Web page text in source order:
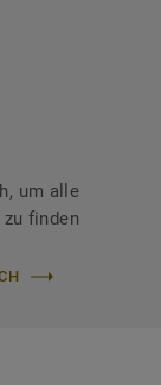
um alle
finden